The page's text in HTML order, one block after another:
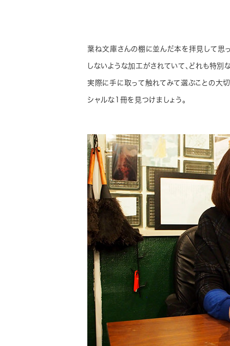
葉ね文庫さんの棚に並んだ本を拝見して思
しないような加工がされていて、どれも特別
実際に手に取って触れてみて選ぶことの大
シャルな1冊を見つけましょう。